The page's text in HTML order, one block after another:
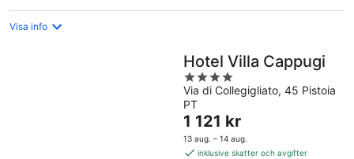
Visa info
Hotel Villa Cappugi
4
out
of
5
Via di Collegigliato, 45 Pistoia
PT
Priset
är
1 121 kr
1 121 kr
13 aug. – 14 aug.
inklusive skatter och avgifter